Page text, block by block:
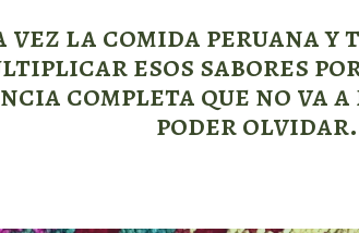
vez la comida peruana
esos sabores por
completa que no va
poder olvidar.